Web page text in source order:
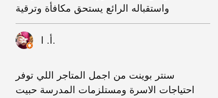
واستقباله الرائع يستحق مكافأة وترقية
أ. ا.
سنتر بوينت من اجمل المتاجر اللي توفر
احتياجات الاسرة ومستلزمات المدرسة حبيت